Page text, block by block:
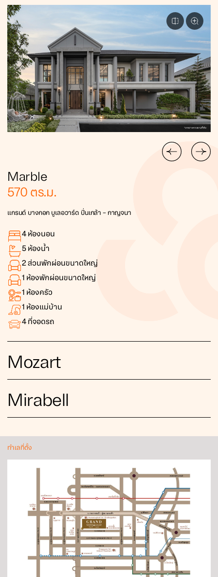
Marble
570 ตร.ม.
แกรนด์ บางกอก บูเลอวาร์ด ปิ่นเกล้า – กาญจนา
4 ห้องนอน
5 ห้องน้ำ
2ส่วนพักผ่อนขนาดใหญ่
1 ห้องพักผ่อนขนาดใหญ่
1 ห้องครัว
1 ห้องแม่บ้าน
4 ที่จอดรถ
Mozart
Mirabell
ทำเลที่ตั้ง